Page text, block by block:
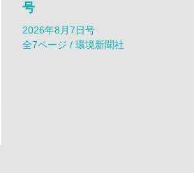
号
2026年8月7日号
全7ページ / 環境新聞社